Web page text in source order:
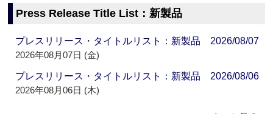
Press Release Title List：新製品
プレスリリース・タイトルリスト：新製品 2026/08/07
2026年08月07日 (金)
プレスリリース・タイトルリスト：新製品 2026/08/06
2026年08月06日 (木)